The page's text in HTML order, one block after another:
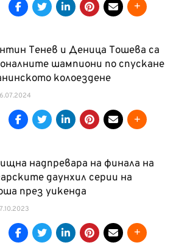
Тенев и Деница Тошева са
шампиони по спускане
колоездене
надпревара на финала на
даунхил серии на
през уикенда